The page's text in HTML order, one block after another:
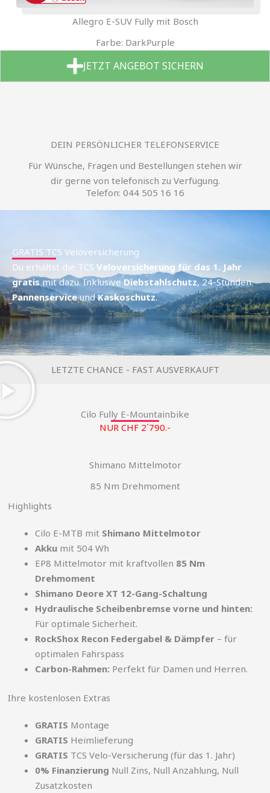
Allegro E-SUV Fully mit Bosch
Farbe: DarkPurple
JETZT ANGEBOT SICHERN
DEIN PERSÖNLICHER TELEFONSERVICE
Für Wünsche, Fragen und Bestellungen stehen wir
dir gerne von telefonisch zu Verfügung.
Telefon: 044 505 16 16
GRATIS TCS Veloversicherung
Du erhältst die TCS Veloversicherung für das 1. Jahr
gratis mit dazu. Inklusive Diebstahlschutz, 24-Stunden
PannenserviceundKaskoschutz.
LETZTE CHANCE - FAST AUSVERKAUFT
Cilo Fully E-Mountainbike
NUR CHF 2´790.-
Shimano Mittelmotor
85 Nm Drehmoment
Highlights
Cilo E-MTB mit Shimano Mittelmotor
Akku mit 504 Wh
EP8 Mittelmotor mit kraftvollen 85 Nm
Drehmoment
Shimano Deore XT 12-Gang-Schaltung
Hydraulische Scheibenbremse vorne und hinten:
Für optimale Sicherheit.
RockShox Recon Federgabel & Dämpfer – für
optimalen Fahrspass
Carbon-Rahmen: Perfekt für Damen und Herren.
Ihre kostenlosen Extras
GRATIS Montage
GRATIS Heimlieferung
GRATIS TCS Velo-Versicherung (für das 1. Jahr)
0% Finanzierung Null Zins, Null Anzahlung, Null
Zusatzkosten